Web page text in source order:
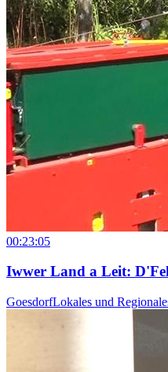
00:23:05
Iwwer Land a Leit:
GoesdorfLokales und